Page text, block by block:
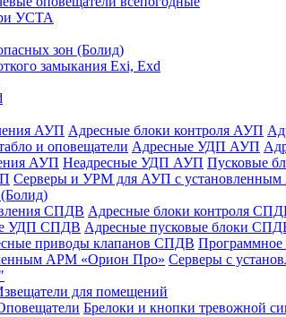
УСТА
зон (Болид)
замыкания Exi, Exd
АУП Адресные блоки контроля АУП
и оповещатели Адресные УДП АУП
АУП Неадресные УДП АУП Пусковые
Серверы и УРМ для АУП с
СПДВ Адресные блоки контроля
УДП СПДВ Адресные пусковые блоки
приводы клапанов СПДВ
АРМ «Орион Про» Серверы с
для помещений
Брелоки и кнопки тревожной